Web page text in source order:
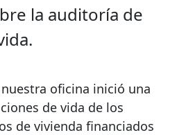
la auditoría de
oficina inició una
de vida de los
de vivienda financiados